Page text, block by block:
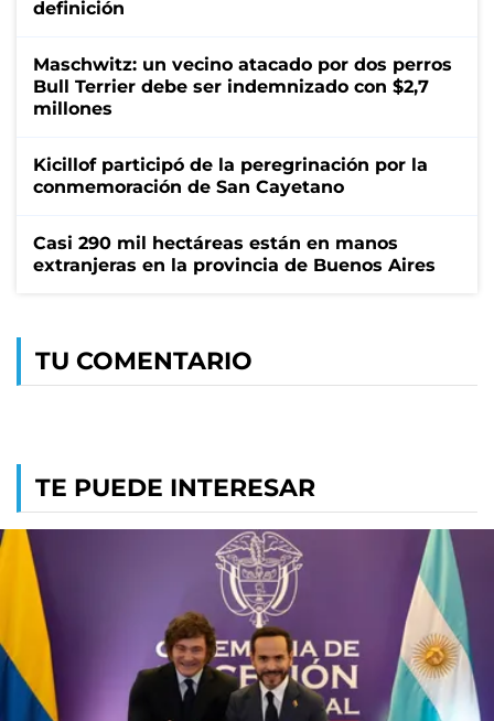
definición
Maschwitz: un vecino atacado por dos perros
Bull Terrier debe ser indemnizado con $2,7
millones
Kicillof participó de la peregrinación por la
conmemoración de San Cayetano
Casi 290 mil hectáreas están en manos
extranjeras en la provincia de Buenos Aires
TU COMENTARIO
TE PUEDE INTERESAR